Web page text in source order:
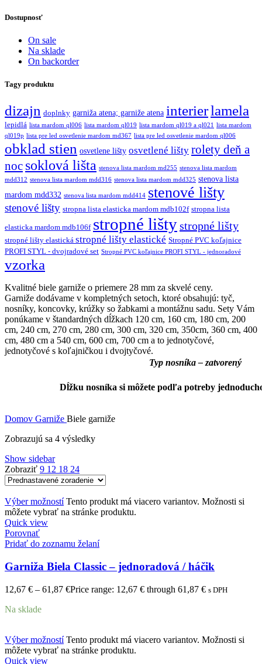
Dostupnosť
On sale
Na sklade
On backorder
Tagy produktu
dizajn doplnky garniža atena; garniže atena interierlamela
lepidlá lista mardom ql006 lista mardom ql019 lista mardom ql019 a ql021
lista mardom
ql019p lista pre led osvetlenie mardom md367 lista pre led osvetlenie mardom ql006
obklad stien osvetlene lišty osvetlené lišty rolety deň a
noc soklová lišta stenova lista mardom md255 stenova lista mardom
mdd312 stenova lista mardom mdd316 stenova lista mardom mdd325 stenova lista
mardom mdd332 stenova lista mardom mdd414 stenové lišty
stenové lišty stropna lista elasticka mardom mdb102f stropna lista
elasticka mardom mdb106f stropné lištystropné lišty
stropné lišty elastická stropné lišty elastické Stropné PVC koľajnice
PROFI STYL - dvojradové set Stropné PVC koľajnice PROFI STYL - jednoradové
vzorka
Kvalitné biele garniže o priemere 28 mm za skvelé ceny.
Garniže dodávame v kompletných setoch, ktoré obsahujú: tyč,
nosníky, koncovky, krúžky so žabkami a montážnu sadu. Sety Vám
ponúkame v štandardných dĺžkach 120 cm, 160 cm, 180 cm, 200
cm, 240 cm, 270 cm, 280 cm, 300 cm, 320 cm, 350cm, 360 cm, 400
cm, 480 cm a 540 cm, 600 cm, 700 cm a to jednotyčové,
jednotyčové s koľajničkou i dvojtyčové.
Typ nosníka – zatvorený
Dĺžku nosníka si môžete podľa potreby
Domov Garniže Biele garniže
Zobrazujú sa 4 výsledky
Show sidebar
Zobraziť 9 12 18 24
Výber možností Tento produkt má viacero variantov. Možnosti si
môžete vybrať na stránke produktu.
Quick view
Porovnať
Pridať do zoznamu želaní
Garniža Biela Classic – jednoradová / háčik
12,67 € – 61,87 €Price range: 12,67 € through 61,87 € s DPH
Na sklade
Výber možností Tento produkt má viacero variantov. Možnosti si
môžete vybrať na stránke produktu.
Quick view